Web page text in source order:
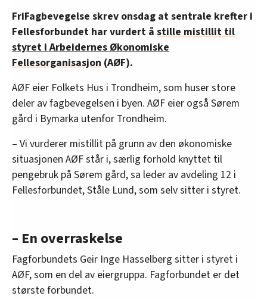
FriFagbevegelse skrev onsdag at sentrale krefter i
Fellesforbundet har vurdert å stille mistillit til
styret i Arbeidernes Økonomiske
Fellesorganisasjon (AØF).
AØF eier Folkets Hus i Trondheim, som huser store
deler av fagbevegelsen i byen. AØF eier også Sørem
gård i Bymarka utenfor Trondheim.
– Vi vurderer mistillit på grunn av den økonomiske
situasjonen AØF står i, særlig forhold knyttet til
pengebruk på Sørem gård, sa leder av avdeling 12 i
Fellesforbundet, Ståle Lund, som selv sitter i styret.
– En overraskelse
Fagforbundets Geir Inge Hasselberg sitter i styret i
AØF, som en del av eiergruppa. Fagforbundet er det
største forbundet.